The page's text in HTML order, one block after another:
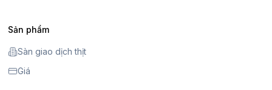
Sản phẩm
Sàn giao dịch thịt
Giá